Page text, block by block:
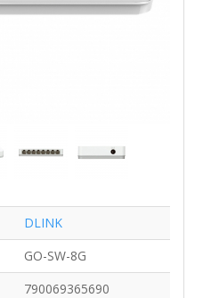
DLINK
GO-SW-8G
790069365690